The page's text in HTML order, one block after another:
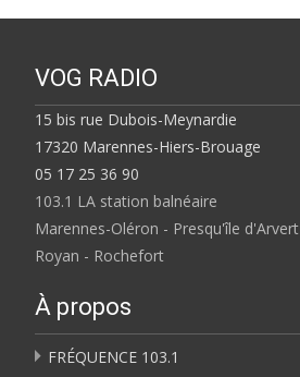
VOG RADIO
15 bis rue Dubois-Meynardie
17320 Marennes-Hiers-Brouage
05 17 25 36 90
103.1 LA station balnéaire
Marennes-Oléron - Presqu'île d'Arvert
Royan - Rochefort
À propos
FRÉQUENCE 103.1